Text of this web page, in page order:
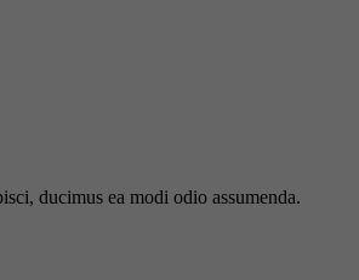
ducimus ea modi odio assumenda.